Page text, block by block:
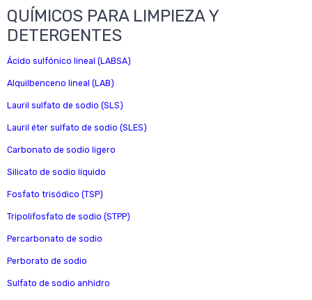
QUÍMICOS PARA LIMPIEZA Y
DETERGENTES
Ácido sulfónico lineal (LABSA)
Alquilbenceno lineal (LAB)
Lauril sulfato de sodio (SLS)
Lauril éter sulfato de sodio (SLES)
Carbonato de sodio ligero
Silicato de sodio líquido
Fosfato trisódico (TSP)
Tripolifosfato de sodio (STPP)
Percarbonato de sodio
Perborato de sodio
Sulfato de sodio anhidro